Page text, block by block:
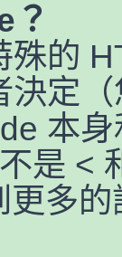
？
殊的
決定
本
是 <
多